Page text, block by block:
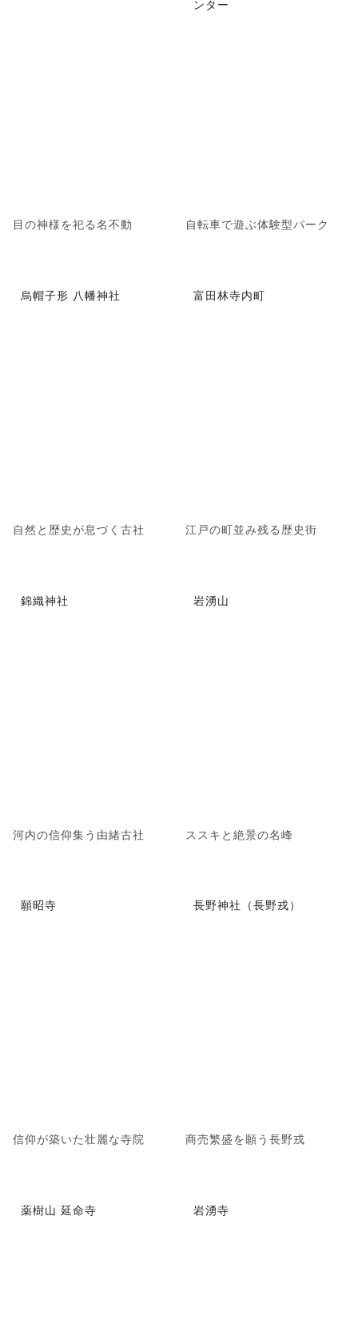
目の神様を祀る名不動
ンター
自転車で遊ぶ体験型パーク
烏帽子形 八幡神社
自然と歴史が息づく古社
富田林寺内町
江戸の町並み残る歴史街
錦織神社
河内の信仰集う由緒古社
岩湧山
ススキと絶景の名峰
願昭寺
信仰が築いた壮麗な寺院
長野神社（長野戎）
商売繁盛を願う長野戎
薬樹山 延命寺 岩湧寺